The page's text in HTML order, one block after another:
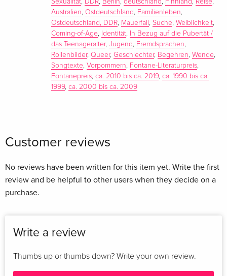
Johnny sich auf die Suche nach einem Leben und einer
Erzählung, die ihren eigenen Vorstellungen entsprechen, in
Deutschland, Finnland und Australien.
Additional text
›Johnny Ohneland‹ ist eine Feier des Uneindeutigen, der
kompromisslosen Komplexität und der Sprache.
Judith Zanders Roman 'Johnny Ohneland' bewegt sich über
Länder- und Geschlechtergrenzen. Cornelia Geißler Berliner
Sexualität, DDR, Berlin, deutschland , Finnland , Reise,
Australien, Ostdeutschland , Familienleben,
Ostdeutschland, DDR, Mauerfall , Suche, Weiblichkeit,
Coming-of-Age, Identität, In Bezug auf die Pubertät /
das Teenageralter, Jugend , Fremdsprachen,
Rollenbilder, Queer, Geschlechter, Begehren, Wende,
Songtexte, Vorpommern, Fontane-Literaturpreis,
Fontanepreis, ca. 2010 bis ca. 2019, ca. 1990 bis ca.
1999, ca. 2000 bis ca. 2009
Customer reviews
No reviews have been written for this item yet. Write the first
review and be helpful to other users when they decide on a
purchase.
Write a review
Thumbs up or thumbs down? Write your own review.